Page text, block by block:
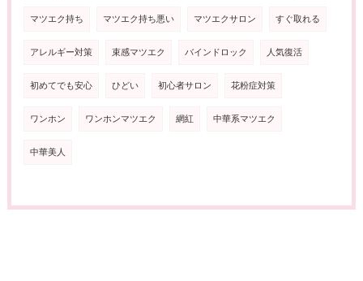
マツエク持ち マツエク持ち悪い マツエクサロン すぐ取れる
アレルギー対策 束感マツエク バインドロック 人気復活
初めてでも安心 ひどい 初心者サロン 花粉症対策
ワンホン ワンホンマツエク 網紅 中華系マツエク
中華美人